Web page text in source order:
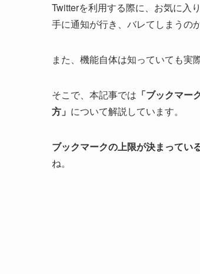
Twitterを利用する際に、お気に入
手に通知が行き、バレてしまうの
また、機能自体は知っていても実
そこで、本記事では 「ブックマー
方」 について解説しています。
ブックマークの上限が決まってい
ね。